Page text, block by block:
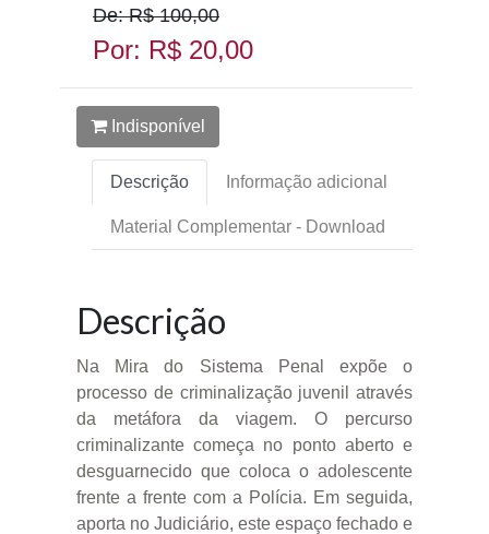
De: R$ 100,00
Por: R$ 20,00
Indisponível
Descrição Informação adicional
Material Complementar - Download
Descrição
Na Mira do Sistema Penal expõe o
processo de criminalização juvenil através
da metáfora da viagem. O percurso
criminalizante começa no ponto aberto e
desguarnecido que coloca o adolescente
frente a frente com a Polícia. Em seguida,
aporta no Judiciário, este espaço fechado e